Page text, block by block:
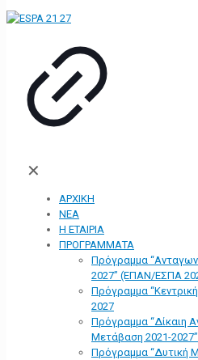
✕
ΑΡΧΙΚΗ
ΝΕΑ
Η ΕΤΑΙΡΙΑ
ΠΡΟΓΡΑΜΜΑΤΑ
Πρόγραμμα
2027” (ΕΠΑΝ/ΕΣΠΑ
Πρόγραμμα
2027
Πρόγραμμα “Δίκαιη
Μετάβαση 2021-2027”
Πρόγραμμα “Δυτική